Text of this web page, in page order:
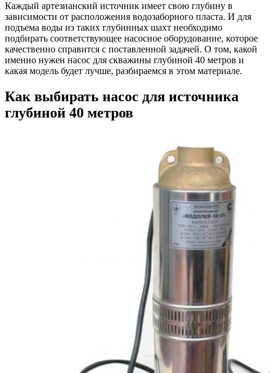
Каждый артезианский источник имеет свою глубину в
зависимости от расположения водозаборного пласта. И для
подъема воды из таких глубинных шахт необходимо
подбирать соответствующее насосное оборудование, которое
качественно справится с поставленной задачей. О том, какой
именно нужен насос для скважины глубиной 40 метров и
какая модель будет лучше, разбираемся в этом материале.
Как выбирать насос для источника
глубиной 40 метров